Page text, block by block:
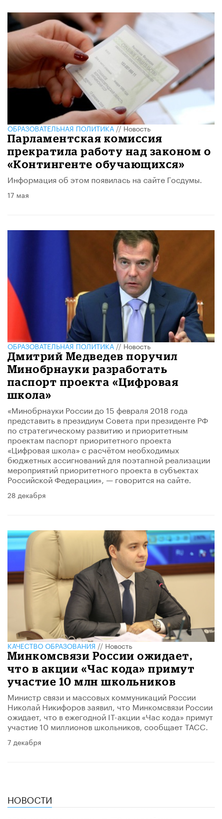
ОБРАЗОВАТЕЛЬНАЯ ПОЛИТИКА//Новость
Парламентская комиссия
прекратила работу над законом о
«Контингенте обучающихся»
Информация об этом появилась на сайте Госдумы.
17 мая
ОБРАЗОВАТЕЛЬНАЯ ПОЛИТИКА//Новость
Дмитрий Медведев поручил
Минобрнауки разработать
паспорт проекта «Цифровая
школа»
«Минобрнауки России до 15 февраля 2018 года
представить в президиум Совета при президенте РФ
по стратегическому развитию и приоритетным
проектам паспорт приоритетного проекта
«Цифровая школа» с расчётом необходимых
бюджетных ассигнований для поэтапной реализации
мероприятий приоритетного проекта в субъектах
Российской Федерации», — говорится на сайте.
28 декабря
КАЧЕСТВО ОБРАЗОВАНИЯ//Новость
Минкомсвязи России ожидает,
что в акции «Час кода» примут
участие 10 млн школьников
Министр связи и массовых коммуникаций России
Николай Никифоров заявил, что Минкомсвязи России
ожидает, что в ежегодной IT-акции «Час кода» примут
участие 10 миллионов школьников, сообщает ТАСС.
7 декабря
НОВОСТИ